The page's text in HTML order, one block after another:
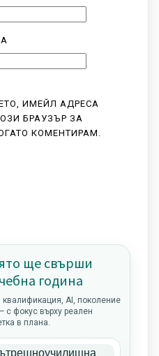
ИМЕЙЛ АДРЕСА
БРАУЗЪР ЗА
КОМЕНТИРАМ.
ще свърши
година
квалификация, AI, поколение
фокус върху реален
в плана.